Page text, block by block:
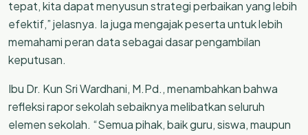
tepat, kita dapat menyusun strategi perbaikan yang lebih
efektif,” jelasnya. Ia juga mengajak peserta untuk lebih
memahami peran data sebagai dasar pengambilan
keputusan.
Ibu Dr. Kun Sri Wardhani, M.Pd., menambahkan bahwa
refleksi rapor sekolah sebaiknya melibatkan seluruh
elemen sekolah. “Semua pihak, baik guru, siswa, maupun